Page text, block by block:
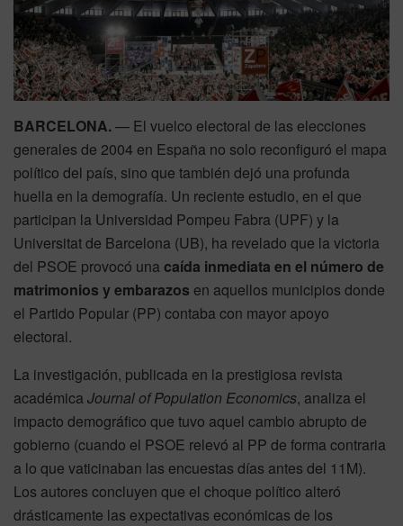
BARCELONA.— El vuelco electoral de las elecciones
generales de 2004 en España no solo reconfiguró el mapa
político del país, sino que también dejó una profunda
huella en la demografía. Un reciente estudio, en el que
participan la Universidad Pompeu Fabra (UPF) y la
Universitat de Barcelona (UB), ha revelado que la victoria
del PSOE provocó unacaída inmediata en el número de
matrimonios y embarazos en aquellos municipios donde
el Partido Popular (PP) contaba con mayor apoyo
electoral.
La investigación, publicada en la prestigiosa revista
académicaJournal of Population Economics, analiza el
impacto demográfico que tuvo aquel cambio abrupto de
gobierno (cuando el PSOE relevó al PP de forma contraria
a lo que vaticinaban las encuestas días antes del 11M).
Los autores concluyen que el choque político alteró
drásticamente las expectativas económicas de los